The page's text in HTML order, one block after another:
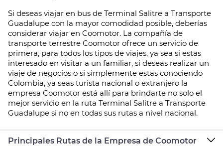
Si deseas viajar en bus de Terminal Salitre a Transporte
Guadalupe con la mayor comodidad posible, deberías
considerar viajar en Coomotor. La compañía de
transporte terrestre Coomotor ofrece un servicio de
primera, para todos los tipos de viajes, ya sea si estas
interesado en visitar a un familiar, si deseas realizar un
viaje de negocios o si simplemente estas conociendo
Colombia, ya seas turista nacional o extranjero la
empresa Coomotor está allí para brindarte no solo el
mejor servicio en la ruta Terminal Salitre a Transporte
Guadalupe si no en todas sus rutas a nivel nacional.
Principales Rutas de la Empresa de Coomotor